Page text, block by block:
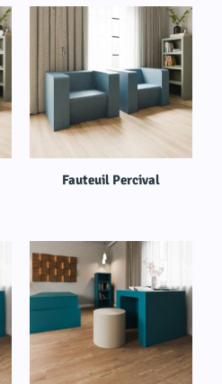
Fauteuil Percival